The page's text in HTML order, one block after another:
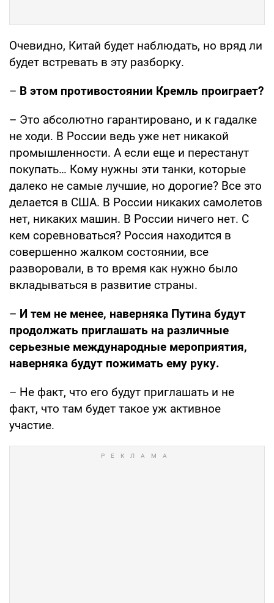
Очевидно, Китай будет наблюдать, но вряд ли
будет встревать в эту разборку.
– В этом противостоянии Кремль проиграет?
– Это абсолютно гарантировано, и к гадалке
не ходи. В России ведь уже нет никакой
промышленности. А если еще и перестанут
покупать… Кому нужны эти танки, которые
далеко не самые лучшие, но дорогие? Все это
делается в США. В России никаких самолетов
нет, никаких машин. В России ничего нет. С
кем соревноваться? Россия находится в
совершенно жалком состоянии, все
разворовали, в то время как нужно было
вкладываться в развитие страны.
– И тем не менее, наверняка Путина будут
продолжать приглашать на различные
серьезные международные мероприятия,
наверняка будут пожимать ему руку.
– Не факт, что его будут приглашать и не
факт, что там будет такое уж активное
участие.